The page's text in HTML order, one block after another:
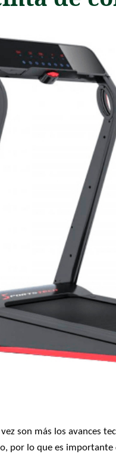
son más los avances
por lo que es